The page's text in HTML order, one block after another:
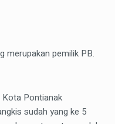
merupakan pemilik PB.
Kota Pontianak
sudah yang ke 5